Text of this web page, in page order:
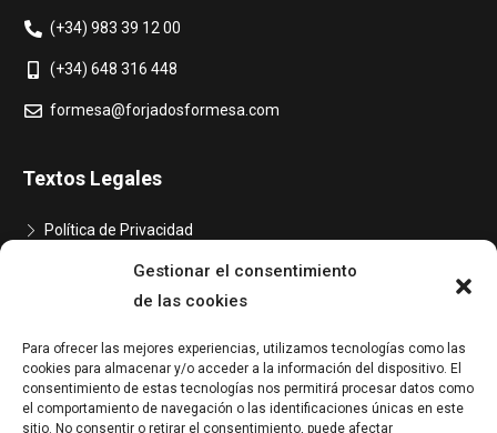
Gestionar el consentimiento
de las cookies
Para ofrecer las mejores experiencias, utilizamos tecnologías como las
cookies para almacenar y/o acceder a la información del dispositivo. El
consentimiento de estas tecnologías nos permitirá procesar datos como
el comportamiento de navegación o las identificaciones únicas en este
sitio. No consentir o retirar el consentimiento, puede afectar
(+34) 983 39 12 00
(+34) 648 316 448
formesa@forjadosformesa.com
Textos Legales
Política de Privacidad
Política de Cookies
Declaración de Accesibilidad